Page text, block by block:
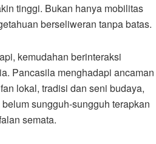
tinggi. Bukan hanya mobilitas
berseliweran tanpa batas.
kemudahan berinteraksi
Pancasila menghadapi ancaman
lokal, tradisi dan seni budaya,
sungguh-sungguh terapkan
semata.